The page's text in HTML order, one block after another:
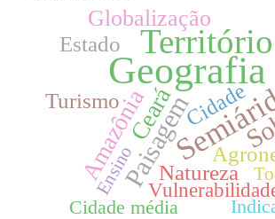
Geografia
Território
Paisagem
Ceará
Amazônia
Globalização
Turismo Cidade
Natureza
Estado
Cidade média
Ensino